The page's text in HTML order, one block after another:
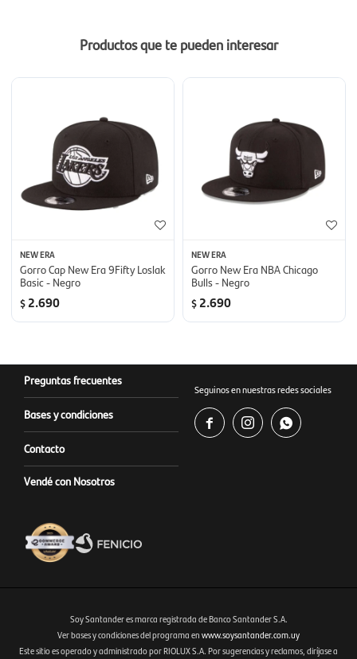
Productos que te pueden interesar
NEW ERA
Gorro Cap New Era 9Fifty Loslak
Basic - Negro
$2.690
NEW ERA
Gorro New Era NBA Chicago
Bulls - Negro
$2.690
Preguntas frecuentes
Bases y condiciones
Contacto
Vendé con Nosotros
Seguinos en nuestras redes sociales
  
Fenicio eCommerce Uruguay
Soy Santander es marca registrada de Banco Santander S.A.
Ver bases y condiciones del programa en www.soysantander.com.uy
Este sitio es operado y administrado por RIOLUX S.A. Por sugerencias y reclamos, diríjase a